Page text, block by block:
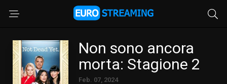
Non sono ancora
morta: Stagione 2
Feb. 07, 2024